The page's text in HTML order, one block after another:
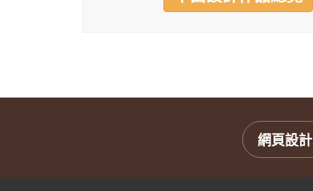
網頁設計